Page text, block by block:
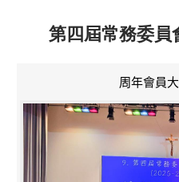
第四屆常務委
周年會員